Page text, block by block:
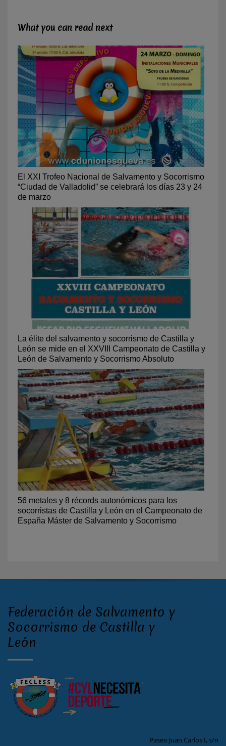
What you can read next
El XXI Trofeo Nacional de Salvamento y Socorrismo
“Ciudad de Valladolid” se celebrará los días 23 y 24
de marzo
La élite del salvamento y socorrismo de Castilla y
León se mide en el XXVIII Campeonato de Castilla y
León de Salvamento y Socorrismo Absoluto
56 metales y 8 récords autonómicos para los
socorristas de Castilla y León en el Campeonato de
España Máster de Salvamento y Socorrismo
Federación de Salvamento y
Socorrismo de Castilla y
León
Paseo Juan Carlos I, s/n